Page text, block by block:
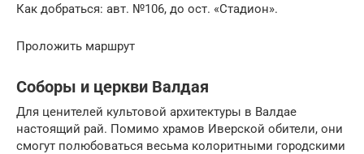
Как добраться: авт. №106, до ост. «Стадион».
Проложить маршрут
Соборы и церкви Валдая
Для ценителей культовой архитектуры в Валдае
настоящий рай. Помимо храмов Иверской обители, они
смогут полюбоваться весьма колоритными городскими